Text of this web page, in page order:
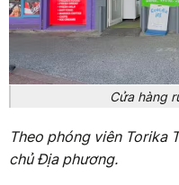
Cửa hàng
Theo phóng viên Torika
chủ Địa phương.